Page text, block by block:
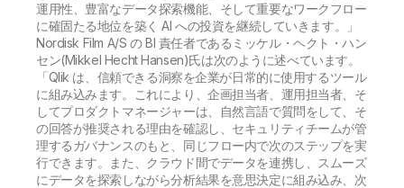
運用性、豊富なデータ探索機能、そして重要なワークフロー
に確固たる地位を築く AI への投資を継続していきます。」
Nordisk Film A/S の BI 責任者であるミッケル・ヘクト・ハン
セン(Mikkel Hecht Hansen)氏は次のように述べています。
「Qlik は、信頼できる洞察を企業が日常的に使用するツール
に組み込みます。これにより、企画担当者、運用担当者、そ
してプロダクトマネージャーは、自然言語で質問をして、そ
の回答が推奨される理由を確認し、セキュリティチームが管
理するガバナンスのもと、同じフロー内で次のステップを実
行できます。また、クラウド間でデータを連携し、スムーズ
にデータを探索しながら分析結果を意思決定に組み込み、次